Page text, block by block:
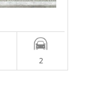
2